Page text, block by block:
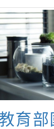
114年